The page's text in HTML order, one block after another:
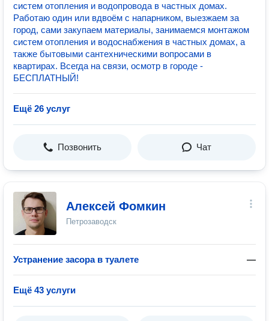
систем отопления и водопровода в частных домах.
Работаю один или вдвоём с напарником, выезжаем за
город, сами закупаем материалы, занимаемся монтажом
систем отопления и водоснабжения в частных домах, а
также бытовыми сантехническими вопросами в
квартирах. Всегда на связи, осмотр в городе -
БЕСПЛАТНЫЙ!
Ещё 26 услуг
Позвонить Чат
Алексей Фомкин
Петрозаводск
Устранение засора в туалете —
Ещё 43 услуги